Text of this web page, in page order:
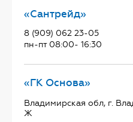
«Сантрейд»
8 (909) 062 23-05
пн-пт 08:00- 16:30
«ГК Основа»
Владимирская обл, г.
Ж